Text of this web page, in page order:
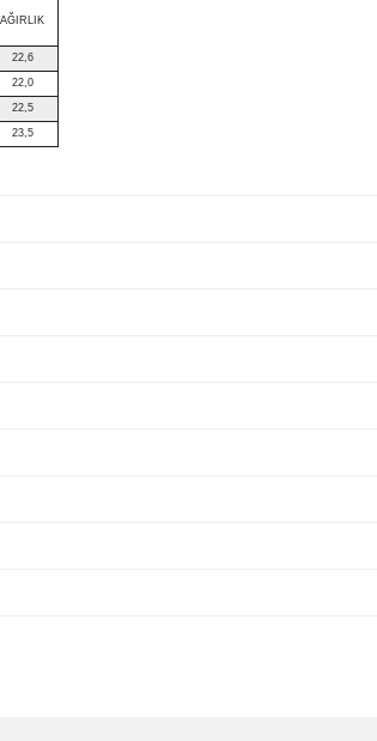
AĞIRLIK
22,6
22,0
22,5
23,5